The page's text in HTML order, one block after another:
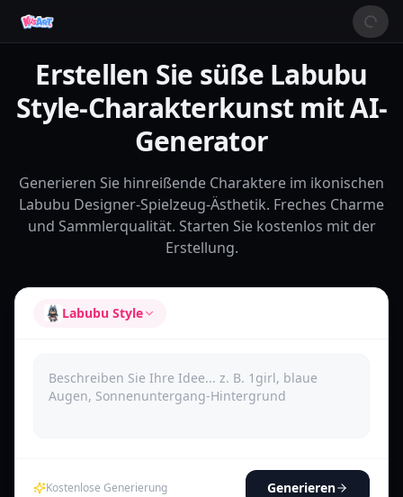
Erstellen Sie süße Labubu
Style-Charakterkunst mit AI-
Generator
Generieren Sie hinreißende Charaktere im ikonischen
Labubu Designer-Spielzeug-Ästhetik. Freches Charme
und Sammlerqualität. Starten Sie kostenlos mit der
Erstellung.
Labubu Style
Kostenlose Generierung Generieren